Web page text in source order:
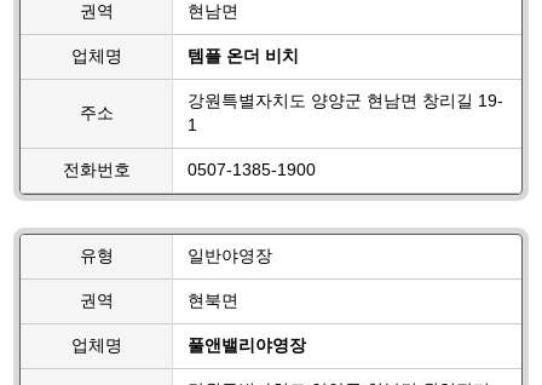
권역 현남면
업체명 템플 온더 비치
주소
강원특별자치도 양양군 현남면 창리길 19-
1
전화번호 0507-1385-1900
유형 일반야영장
권역 현북면
업체명 풀앤밸리야영장